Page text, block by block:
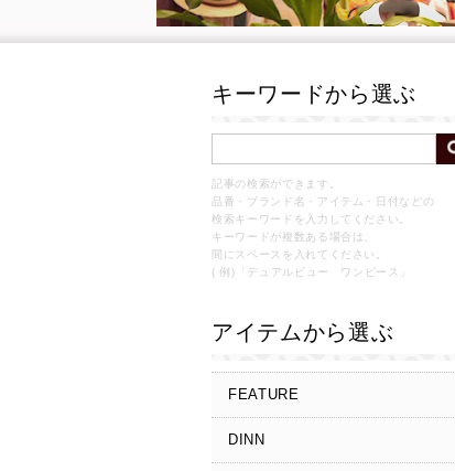
キーワードから選ぶ
記事の検索ができます。
品番・ブランド名・アイテム・日付などの
検索キーワードを入力してください。
キーワードが複数ある場合は、
間にスペースを入れてください。
( 例)「デュアルビュー ワンピース」
アイテムから選ぶ
FEATURE
DINN